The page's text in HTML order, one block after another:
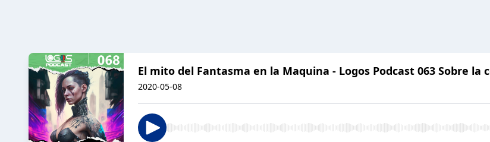
El mito del Fantasma en la Maquina - Logos Podcast 063 Sobre
2020-05-08